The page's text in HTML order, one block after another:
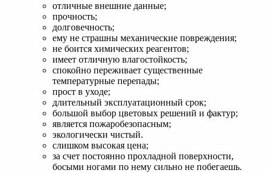
отличные внешние данные;
прочность;
долговечность;
ему не страшны механические повреждения;
не боится химических реагентов;
имеет отличную влагостойкость;
спокойно переживает существенные
температурные перепады;
прост в уходе;
длительный эксплуатационный срок;
большой выбор цветовых решений и фактур;
является пожаробезопасным;
экологически чистый.
слишком высокая цена;
за счет постоянно прохладной поверхности,
босыми ногами по нему сильно не побегаешь.